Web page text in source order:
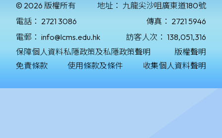
© 2026 版權所有 地址： 九龍尖沙咀廣東道180號
電話： 2721 3086 傳真： 2721 5946
電郵： info@lcms.edu.hk 訪客人次： 138,051,316
保障個人資料私隱政策及私隱政策聲明
版權聲明
免責條款
使用條款及條件 收集個人資料聲明